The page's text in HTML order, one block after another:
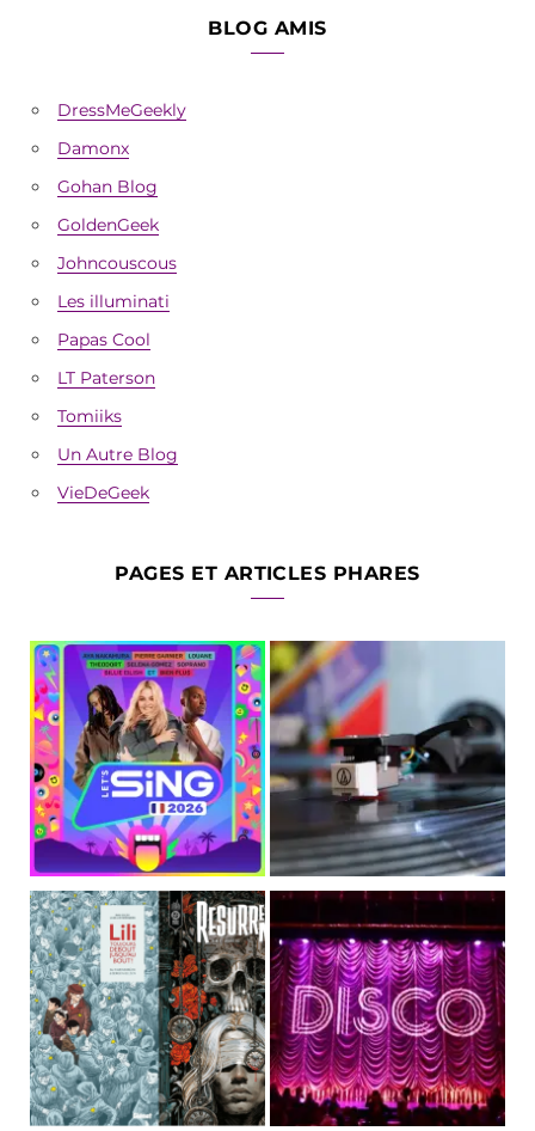
BLOG AMIS
DressMeGeekly
Damonx
Gohan Blog
GoldenGeek
Johncouscous
Les illuminati
Papas Cool
LT Paterson
Tomiiks
Un Autre Blog
VieDeGeek
PAGES ET ARTICLES PHARES